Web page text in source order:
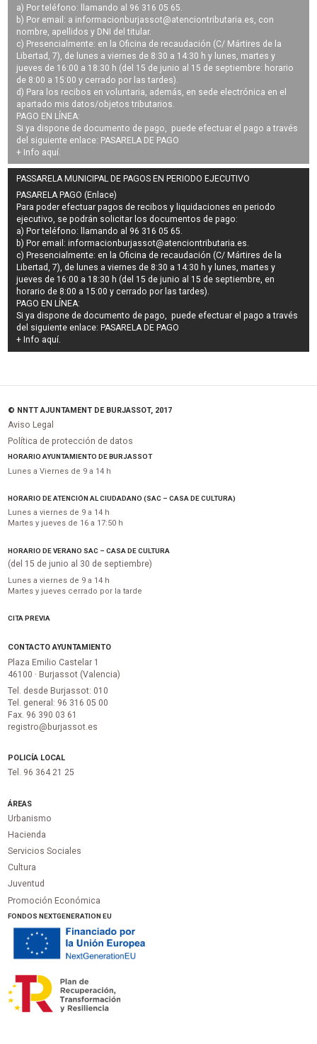
a) Por teléfono: llamando al 96 316 05 65.
b) Por email: a informacionburjassot@atenciontributaria.es, con
nombre, apellidos y DNI del titular.
c) Presencialmente: en la Oficina de recaudación (C/ Mártires de la
Libertad, 7), de lunes a viernes de 8:30 a 14:30 h y lunes, martes y
jueves de 16:00 a 18:30 h (del 15 de junio al 15 de septiembre: horario
de 8:00 a 15:00 y cerrado por las tardes).
d) Para los recibos en voluntaria, además, en sede electrónica en el
apartado mis datos/objetos tributarios.
PAGO EN LÍNEA:
Si ya dispone de documento de pago, puede efectuar el pago a través
del siguiente enlace: PASARELA DE PAGO
+ Info aquí.
PASSARELA MUNICIPAL DE PAGOS EN PERIODO EJECUTIVO
PASARELA PAGO (Enlace)
Para poder efectuar pagos derecibos y liquidaciones en periodo
ejecutivo, se podrán solicitar los documentos de pago:
a) Por teléfono: llamando al 96 316 05 65.
b) Por email:informacionburjassot@atenciontributaria.es.
c) Presencialmente: en la Oficina de recaudación (C/ Mártires de la
Libertad, 7), de lunes a viernes de 8:30 a 14:30 h y lunes, martes y
jueves de 16:00 a 18:30 h (del 15 de junio al 15 de septiembre, en
horario de 8:00 a 15:00 y cerrado por las tardes).
PAGO EN LÍNEA:
Si ya dispone de documento de pago, puede efectuar el pago a través
del siguiente enlace: PASARELA DE PAGO
+ Info aquí.
© NNTT AJUNTAMENT DE BURJASSOT, 2017
Aviso Legal
Política de protección de datos
HORARIO AYUNTAMIENTO DE BURJASSOT
Lunes a Viernes de 9 a 14 h
HORARIO DE ATENCIÓN AL CIUDADANO (SAC – CASA DE CULTURA)
Lunes a viernes de 9 a 14 h
Martes y jueves de 16 a 17:50 h
HORARIO DE VERANO SAC – CASA DE CULTURA
(del 15 de junio al 30 de septiembre)
Lunes a viernes de 9 a 14 h
Martes y jueves cerrado por la tarde
CITA PREVIA
CONTACTO AYUNTAMIENTO
Plaza Emilio Castelar 1
46100 · Burjassot (Valencia)
Tel. desde Burjassot: 010
Tel. general: 96 316 05 00
Fax. 96 390 03 61
registro@burjassot.es
POLICÍA LOCAL
Tel. 96 364 21 25
ÁREAS
Urbanismo
Hacienda
Servicios Sociales
Cultura
Juventud
Promoción Económica
FONDOS NEXTGENERATION EU